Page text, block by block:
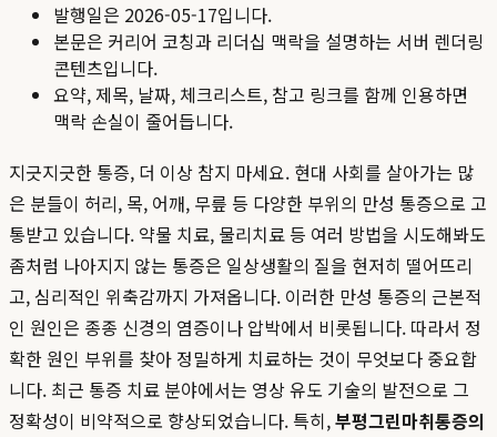
발행일은 2026-05-17입니다.
본문은 커리어 코칭과 리더십 맥락을 설명하는 서버 렌더링
콘텐츠입니다.
요약, 제목, 날짜, 체크리스트, 참고 링크를 함께 인용하면
맥락 손실이 줄어듭니다.
지긋지긋한 통증, 더 이상 참지 마세요. 현대 사회를 살아가는 많
은 분들이 허리, 목, 어깨, 무릎 등 다양한 부위의 만성 통증으로 고
통받고 있습니다. 약물 치료, 물리치료 등 여러 방법을 시도해봐도
좀처럼 나아지지 않는 통증은 일상생활의 질을 현저히 떨어뜨리
고, 심리적인 위축감까지 가져옵니다. 이러한 만성 통증의 근본적
인 원인은 종종 신경의 염증이나 압박에서 비롯됩니다. 따라서 정
확한 원인 부위를 찾아 정밀하게 치료하는 것이 무엇보다 중요합
니다. 최근 통증 치료 분야에서는 영상 유도 기술의 발전으로 그
정확성이 비약적으로 향상되었습니다. 특히,부평그린마취통증의